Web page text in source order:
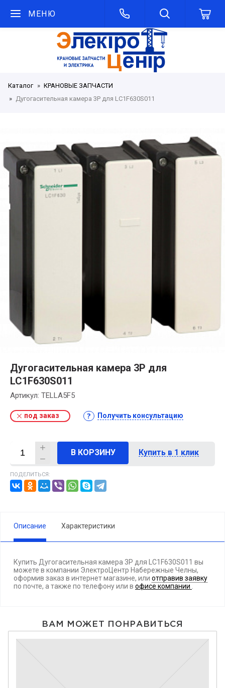
МЕНЮ
Каталог
КРАНОВЫЕ ЗАПЧАСТИ
Дугогасительная камера 3Р для LC1F630S011
Дугогасительная камера 3Р для
LC1F630S011
Артикул: TELLA5F5
под заказ Получить консультацию
В КОРЗИНУ Купить в 1 клик
ПОДЕЛИТЬСЯ:
Описание Характеристики
Купить Дугогасительная камера 3Р для LC1F630S011 вы
можете в компании ЭлектроЦентр Набережные Челны,
оформив заказ в интернет магазине, или отправив заявку
по почте, а также по телефонуили в офисе компании
ВАМ МОЖЕТ ПОНРАВИТЬСЯ